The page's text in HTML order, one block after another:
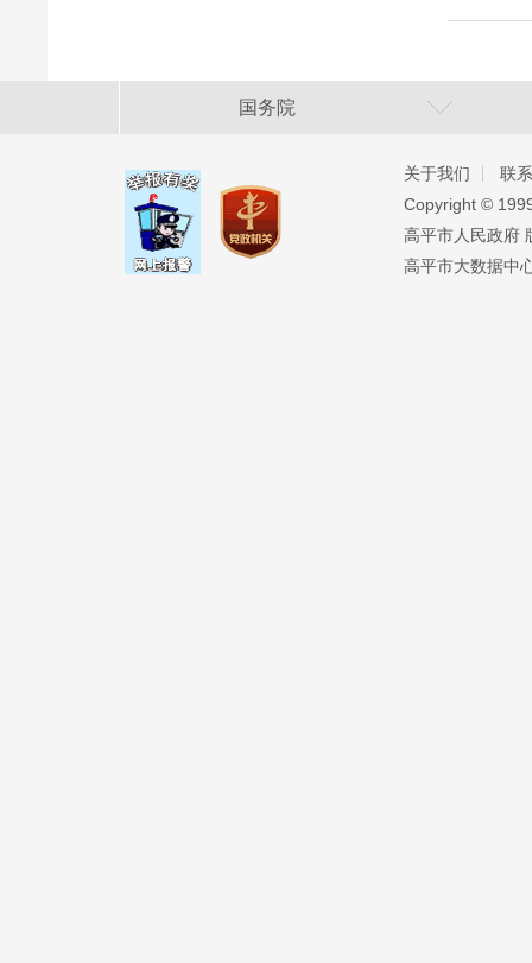
国务院
关于我们
联
Copyright ©️
高平市人民政府
高平市大数据